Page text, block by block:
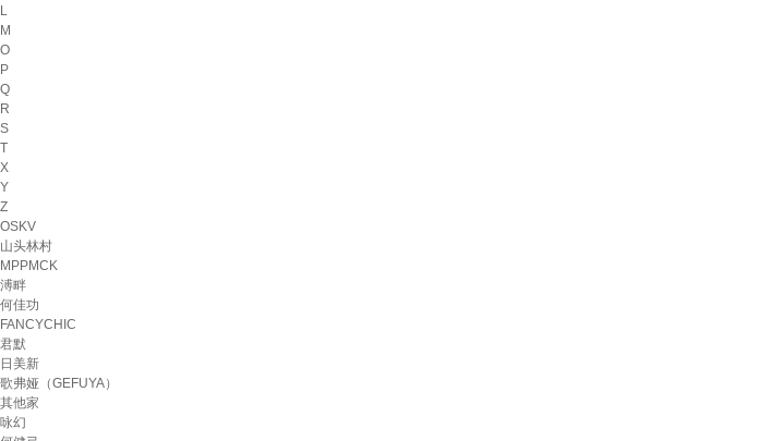
L
M
O
P
Q
R
S
T
X
Y
Z
OSKV
山头林村
MPPMCK
溥畔
何佳功
FANCYCHIC
君默
日美新
歌弗娅（GEFUYA）
其他家
咏幻